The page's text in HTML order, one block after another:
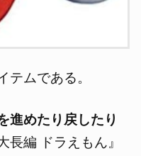
テムである。
進めたり戻したり
長編 ドラえもん』